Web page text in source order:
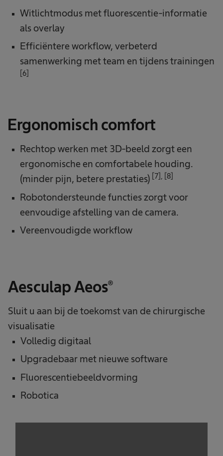
Witlichtmodus met fluorescentie-informatie
als overlay
Efficiëntere workflow, verbeterd
samenwerking met team en tijdens trainingen
[6]
Ergonomisch comfort
Rechtop werken met 3D-beeld zorgt een
ergonomische en comfortabele houding.
(minder pijn, betere prestaties) [7], [8]
Robotondersteunde functies zorgt voor
eenvoudige afstelling van de camera.
Vereenvoudigde workflow
Aesculap Aeos®
Sluit u aan bij de toekomst van de chirurgische
visualisatie
Volledig digitaal
Upgradebaar met nieuwe software
Fluorescentiebeeldvorming
Robotica